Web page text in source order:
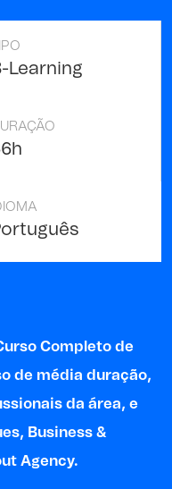
Learning
Completo de
de média duração,
da área, e
, Business &
Agency.